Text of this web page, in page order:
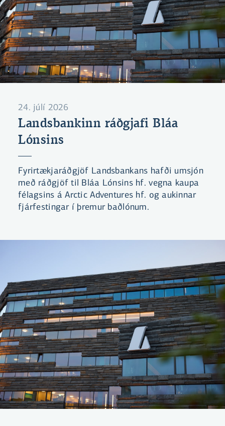
24. júlí 2026
Landsbankinn ráðgjafi Bláa
Lónsins
Fyrirtækjaráðgjöf Landsbankans hafði umsjón
með ráðgjöf til Bláa Lónsins hf. vegna kaupa
félagsins á Arctic Adventures hf. og aukinnar
fjárfestingar í þremur baðlónum.